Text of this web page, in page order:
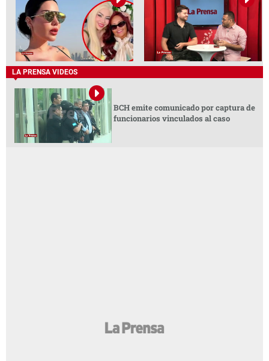
LA PRENSA VIDEOS
BCH emite comunicado por captura de
funcionarios vinculados al caso